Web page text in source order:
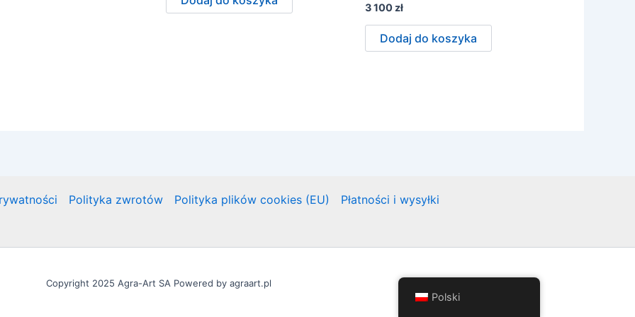
3 100 zł
Dodaj do koszyka
Polityka zwrotów Polityka plików cookies (EU) Płatności i wysyłki
Copyright 2025 Agra-Art SA Powered by agraart.pl
Polski